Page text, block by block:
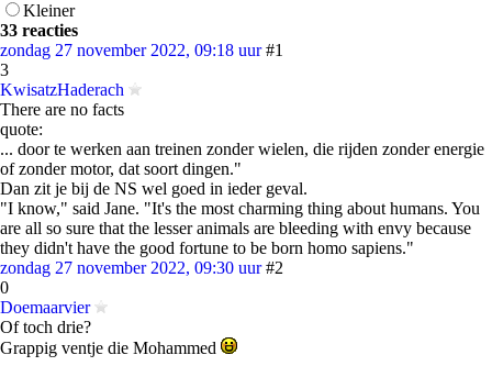
Kleiner
33 reacties
zondag 27 november 2022, 09:18 uur #1
3
KwisatzHaderach
There are no facts
quote:
... door te werken aan treinen zonder wielen, die rijden zonder energie
of zonder motor, dat soort dingen."
Dan zit je bij de NS wel goed in ieder geval.
"I know," said Jane. "It's the most charming thing about humans. You
are all so sure that the lesser animals are bleeding with envy because
they didn't have the good fortune to be born homo sapiens."
zondag 27 november 2022, 09:30 uur #2
0
Doemaarvier
Of toch drie?
Grappig ventje die Mohammed